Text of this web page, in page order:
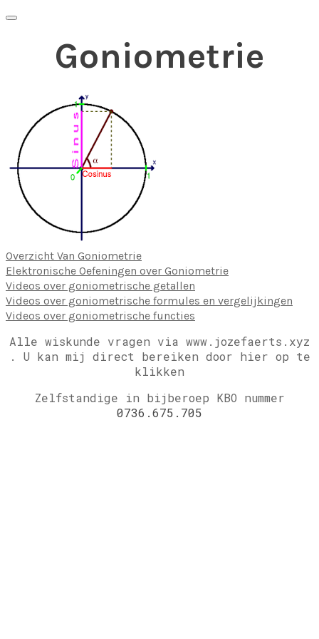
Goniometrie
Overzicht Van Goniometrie
Elektronische Oefeningen over Goniometrie
Videos over goniometrische getallen
Videos over goniometrische formules en vergelijkingen
Videos over goniometrische functies
Alle wiskunde vragen via www.jozefaerts.xyz
. U kan mij direct bereiken door hier op te
klikken
Zelfstandige in bijberoep KBO nummer
0736.675.705